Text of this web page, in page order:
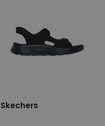
Skechers